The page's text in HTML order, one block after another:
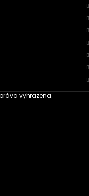
práva vyhrazena.